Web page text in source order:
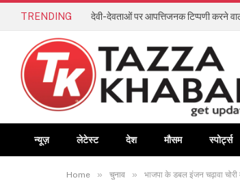
TRENDING देवी-देवताओं पर आपत्तिजनक टिप्पणी करने
न्यूज़ लेटेस्ट देश मौसम स्पोर्ट्स
Home » चुनाव » भाजपा के डबल इंजन चढ़ावा